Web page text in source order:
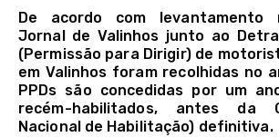
De acordo com levantamento
Jornal de Valinhos junto ao
(Permissão para Dirigir) de
em Valinhos foram recolhidas no
PPDs são concedidas por um
recém-habilitados, antes da
Nacional de Habilitação) definitiva.